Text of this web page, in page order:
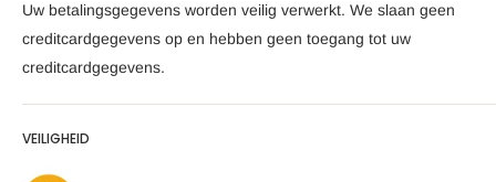
Herbruikbare beschermhoes
Uw betalingsgegevens worden veilig verwerkt. We slaan geen
creditcardgegevens op en hebben geen toegang tot uw
creditcardgegevens.
VEILIGHEID